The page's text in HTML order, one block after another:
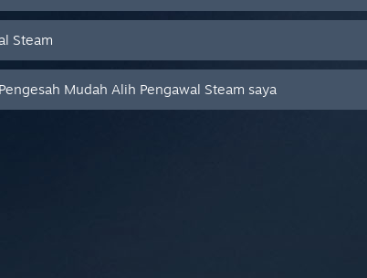
Steam
Mudah Alih Pengawal Steam saya